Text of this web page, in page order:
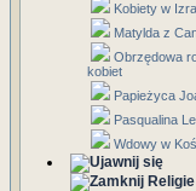
Kobiety w
Matylda z
Obrzędowa
kobiet
Papieżyca
Pasqualina
Wdowy w